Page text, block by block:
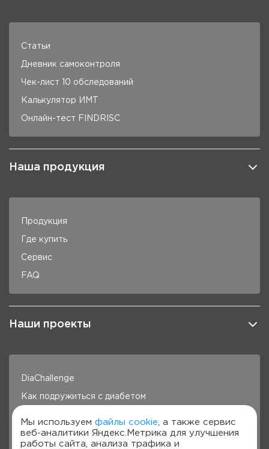
Статьи
Дневник самоконтроля
Чек-лист 10 обследований
Калькулятор ИМТ
Онлайн-тест FINDRISC
Наша продукция
Продукция
Где купить
Сервис
FAQ
Наши проекты
DiaChallenge
Как подружиться с диабетом
Готовим с Сателлит
Мы используем файлы cookie , а также сервис
веб-аналитики Яндекс.Метрика для улучшения
работы сайта, анализа трафика и